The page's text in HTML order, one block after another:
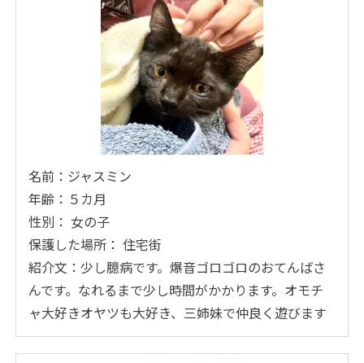
名前：ジャスミン
年齢：５カ月
性別： 女の子
保護した場所： 住宅街
紹介文：少し臆病です。爆音ゴロゴロのおてんばさ
んです。なれるまで少し時間がかかります。オモチ
ャ大好きオヤツも大好き、三姉妹で仲良く遊びます